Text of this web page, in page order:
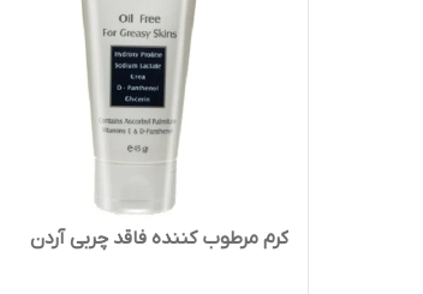
کرم مرطوب کننده فاقد چربی آردن